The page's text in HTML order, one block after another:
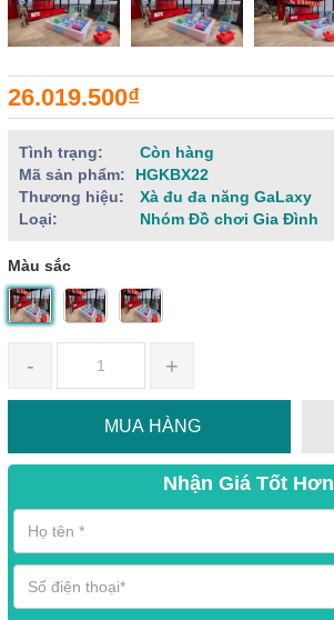
26.019.500₫
Tình trạng:
Còn hàng
Mã sản phẩm:
HGKBX22
Thương hiệu:
Xà đu đa năng GaLaxy
Loại:
Nhóm Đồ chơi Gia Đình
Màu sắc
- +
MUA HÀNG
Nhận Giá Tốt Hơn